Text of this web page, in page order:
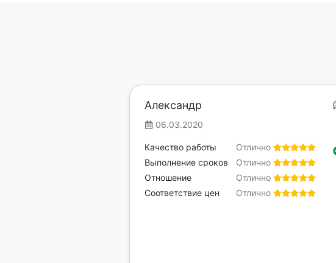
Александр
06.03.2020
Отлично
Качество работы
Отлично
Выполнение сроков
Отлично
Отношение
Отлично
Соответствие цен